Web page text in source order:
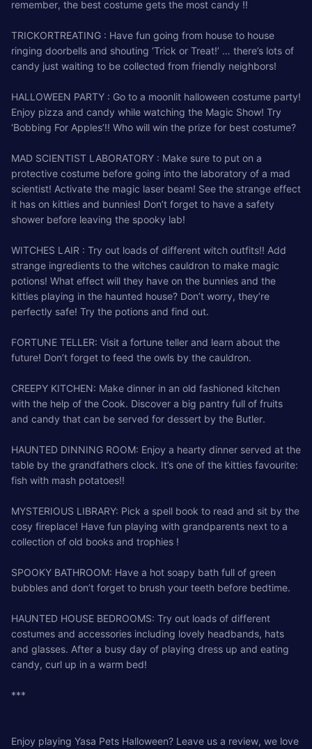
remember, the best costume gets the most candy !!
TRICKORTREATING : Have fun going from house to house
ringing doorbells and shouting ‘Trick or Treat!’ … there’s lots of
candy just waiting to be collected from friendly neighbors!
HALLOWEEN PARTY : Go to a moonlit halloween costume party!
Enjoy pizza and candy while watching the Magic Show! Try
‘Bobbing For Apples’!! Who will win the prize for best costume?
MAD SCIENTIST LABORATORY : Make sure to put on a
protective costume before going into the laboratory of a mad
scientist! Activate the magic laser beam! See the strange effect
it has on kitties and bunnies! Don’t forget to have a safety
shower before leaving the spooky lab!
WITCHES LAIR : Try out loads of different witch outfits!! Add
strange ingredients to the witches cauldron to make magic
potions! What effect will they have on the bunnies and the
kitties playing in the haunted house? Don’t worry, they’re
perfectly safe! Try the potions and find out.
FORTUNE TELLER: Visit a fortune teller and learn about the
future! Don’t forget to feed the owls by the cauldron.
CREEPY KITCHEN: Make dinner in an old fashioned kitchen
with the help of the Cook. Discover a big pantry full of fruits
and candy that can be served for dessert by the Butler.
HAUNTED DINNING ROOM: Enjoy a hearty dinner served at the
table by the grandfathers clock. It’s one of the kitties favourite:
fish with mash potatoes!!
MYSTERIOUS LIBRARY: Pick a spell book to read and sit by the
cosy fireplace! Have fun playing with grandparents next to a
collection of old books and trophies !
SPOOKY BATHROOM: Have a hot soapy bath full of green
bubbles and don’t forget to brush your teeth before bedtime.
HAUNTED HOUSE BEDROOMS: Try out loads of different
costumes and accessories including lovely headbands, hats
and glasses. After a busy day of playing dress up and eating
candy, curl up in a warm bed!
***
Enjoy playing Yasa Pets Halloween? Leave us a review, we love